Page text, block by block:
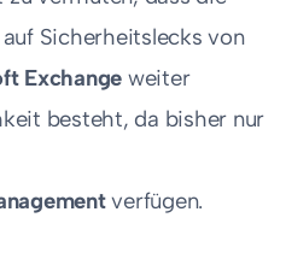
Sicherheitslecks von
Exchange weiter
besteht, da bisher nur
verfügen.